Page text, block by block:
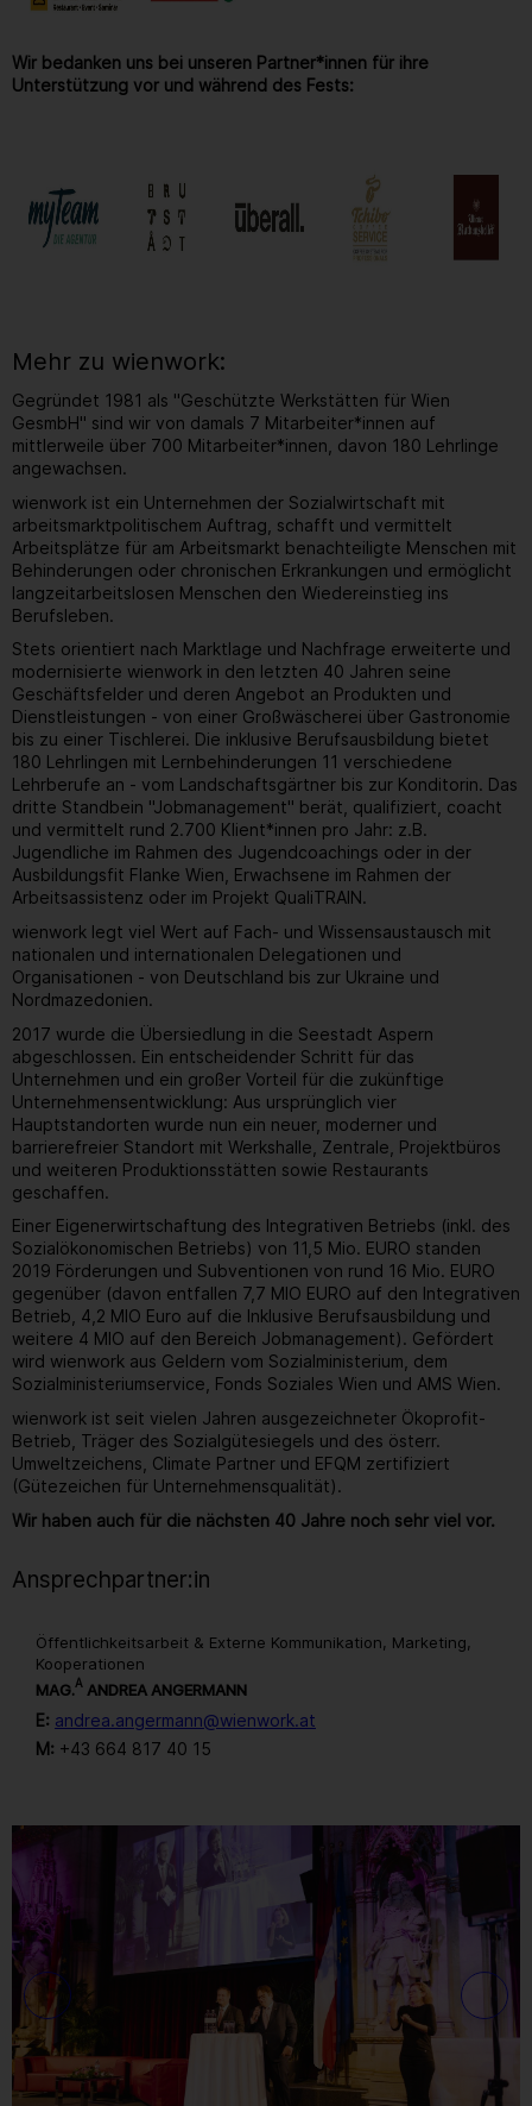
Wir bedanken uns bei unseren Partner*innen für ihre
Unterstützung vor und während des Fests:
Mehr zu wienwork:
Gegründet 1981 als "Geschützte Werkstätten für Wien
GesmbH" sind wir von damals 7 Mitarbeiter*innen auf
mittlerweile über 700 Mitarbeiter*innen, davon 180 Lehrlinge
angewachsen.
wienwork ist ein Unternehmen der Sozialwirtschaft mit
arbeitsmarktpolitischem Auftrag, schafft und vermittelt
Arbeitsplätze für am Arbeitsmarkt benachteiligte Menschen mit
Behinderungen oder chronischen Erkrankungen und ermöglicht
langzeitarbeitslosen Menschen den Wiedereinstieg ins
Berufsleben.
Stets orientiert nach Marktlage und Nachfrage erweiterte und
modernisierte wienwork in den letzten 40 Jahren seine
Geschäftsfelder und deren Angebot an Produkten und
Dienstleistungen - von einer Großwäscherei über Gastronomie
bis zu einer Tischlerei. Die inklusive Berufsausbildung bietet
180 Lehrlingen mit Lernbehinderungen 11 verschiedene
Lehrberufe an - vom Landschaftsgärtner bis zur Konditorin. Das
dritte Standbein "Jobmanagement" berät, qualifiziert, coacht
und vermittelt rund 2.700 Klient*innen pro Jahr: z.B.
Jugendliche im Rahmen des Jugendcoachings oder in der
Ausbildungsfit Flanke Wien, Erwachsene im Rahmen der
Arbeitsassistenz oder im Projekt QualiTRAIN.
wienwork legt viel Wert auf Fach- und Wissensaustausch mit
nationalen und internationalen Delegationen und
Organisationen - von Deutschland bis zur Ukraine und
Nordmazedonien.
2017 wurde die Übersiedlung in die Seestadt Aspern
abgeschlossen. Ein entscheidender Schritt für das
Unternehmen und ein großer Vorteil für die zukünftige
Unternehmensentwicklung: Aus ursprünglich vier
Hauptstandorten wurde nun ein neuer, moderner und
barrierefreier Standort mit Werkshalle, Zentrale, Projektbüros
und weiteren Produktionsstätten sowie Restaurants
geschaffen.
Einer Eigenerwirtschaftung des Integrativen Betriebs (inkl. des
Sozialökonomischen Betriebs) von 11,5 Mio. EURO standen
2019 Förderungen und Subventionen von rund 16 Mio. EURO
gegenüber (davon entfallen 7,7 MIO EURO auf den Integrativen
Betrieb, 4,2 MIO Euro auf die Inklusive Berufsausbildung und
weitere 4 MIO auf den Bereich Jobmanagement). Gefördert
wird wienwork aus Geldern vom Sozialministerium, dem
Sozialministeriumservice, Fonds Soziales Wien und AMS Wien.
wienwork ist seit vielen Jahren ausgezeichneter Ökoprofit-
Betrieb, Träger des Sozialgütesiegels und des österr.
Umweltzeichens, Climate Partner und EFQM zertifiziert
(Gütezeichen für Unternehmensqualität).
Wir haben auch für die nächsten 40 Jahre noch sehr viel vor.
Ansprechpartner:in
Öffentlichkeitsarbeit & Externe Kommunikation, Marketing,
Kooperationen
MAG.A ANDREA ANGERMANN
E: andrea.angermann@wienwork.at
M: +43 664 817 40 15
28